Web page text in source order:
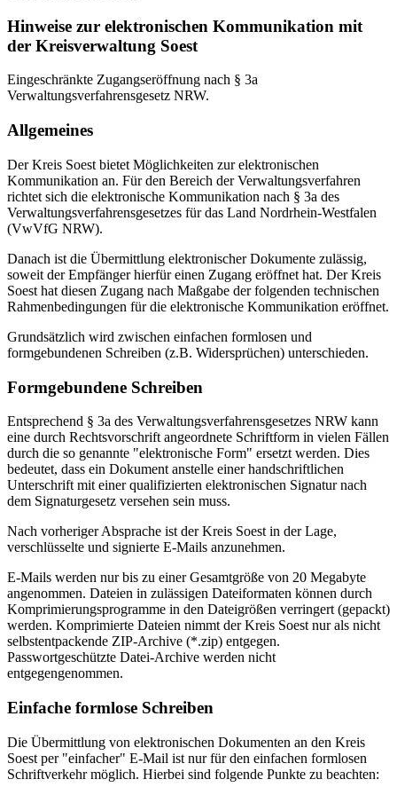
Hinweise zur elektronischen Kommunikation mit
der Kreisverwaltung Soest
Eingeschränkte Zugangseröffnung nach § 3a
Verwaltungsverfahrensgesetz NRW.
Allgemeines
Der Kreis Soest bietet Möglichkeiten zur elektronischen
Kommunikation an. Für den Bereich der Verwaltungsverfahren
richtet sich die elektronische Kommunikation nach § 3a des
Verwaltungsverfahrensgesetzes für das Land Nordrhein-Westfalen
(VwVfG NRW).
Danach ist die Übermittlung elektronischer Dokumente zulässig,
soweit der Empfänger hierfür einen Zugang eröffnet hat. Der Kreis
Soest hat diesen Zugang nach Maßgabe der folgenden technischen
Rahmenbedingungen für die elektronische Kommunikation eröffnet.
Grundsätzlich wird zwischen einfachen formlosen und
formgebundenen Schreiben (z.B. Widersprüchen) unterschieden.
Formgebundene Schreiben
Entsprechend § 3a des Verwaltungsverfahrensgesetzes NRW kann
eine durch Rechtsvorschrift angeordnete Schriftform in vielen Fällen
durch die so genannte "elektronische Form" ersetzt werden. Dies
bedeutet, dass ein Dokument anstelle einer handschriftlichen
Unterschrift mit einer qualifizierten elektronischen Signatur nach
dem Signaturgesetz versehen sein muss.
Nach vorheriger Absprache ist der Kreis Soest in der Lage,
verschlüsselte und signierte E-Mails anzunehmen.
E-Mails werden nur bis zu einer Gesamtgröße von 20 Megabyte
angenommen. Dateien in zulässigen Dateiformaten können durch
Komprimierungsprogramme in den Dateigrößen verringert (gepackt)
werden. Komprimierte Dateien nimmt der Kreis Soest nur als nicht
selbstentpackende ZIP-Archive (*.zip) entgegen.
Passwortgeschützte Datei-Archive werden nicht
entgegengenommen.
Einfache formlose Schreiben
Die Übermittlung von elektronischen Dokumenten an den Kreis
Soest per "einfacher" E-Mail ist nur für den einfachen formlosen
Schriftverkehr möglich. Hierbei sind folgende Punkte zu beachten: